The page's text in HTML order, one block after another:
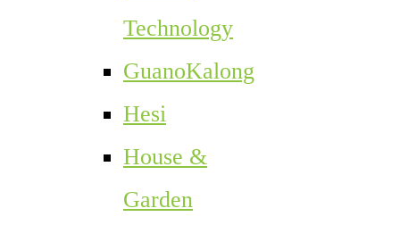
Technology
GuanoKalong
Hesi
House &
Garden